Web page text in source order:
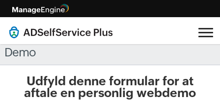
Demo
Udfyld denne formular for at
aftale en personlig webdemo